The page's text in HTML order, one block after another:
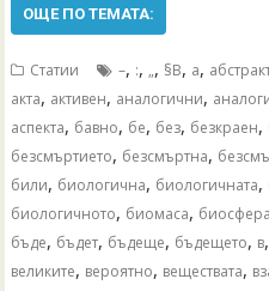
ОЩЕ ПО ТЕМАТА:
Статии –, :, „, §В, а,
акта, активен, аналогични,
аспекта, бавно, бе, без, безкраен,
безсмъртието, безсмъртна,
били, биологична, биологичната,
биологичното, биомаса,
бъде, бъдет, бъдеще, бъдещето, в,
великите, вероятно, веществата,